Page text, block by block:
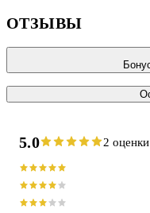
истребителей демонов
ОТЗЫВЫ
5.0 2 оценки